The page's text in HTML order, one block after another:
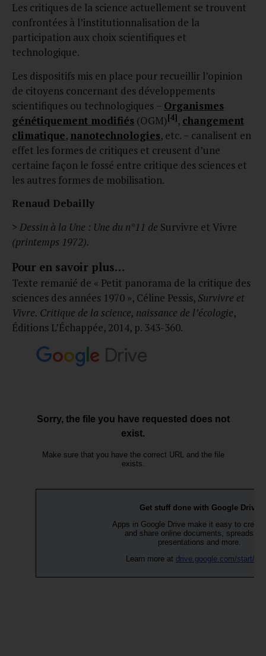
Les critiques de la science actuellement se trouvent
confrontées à l’institutionnalisation de la
participation aux choix scientifiques et
technologique.
Les dispositifs mis en place pour recueillir l’opinion
de citoyens concernant des développements
scientifiques ou technologiques − Organismes
génétiquement modifiés (OGM)[4], changement
climatique, nanotechnologies, etc. − canalisent en
effet les formes de critiques et creusent d’une
certaine façon le fossé entre critique des sciences et
les autres formes de mobilisation.
Renaud Debailly
> Dessin à la Une : Une du n°11 de Survivre et Vivre
(printemps 1972).
Pour en savoir plus…
Texte remanié de « Petit panorama de la critique des
sciences des années 1970 », Céline Pessis, Survivre et
Vivre. Critique de la science, naissance de l’écologie,
Éditions L’Échappée, 2014, p. 343-360.